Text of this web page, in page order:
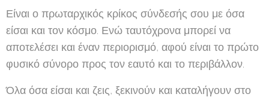
Είναι ο πρωταρχικός κρίκος σύνδεσής σου με όσα
είσαι και τον κόσμο. Ενώ ταυτόχρονα μπορεί να
αποτελέσει και έναν περιορισμό, αφού είναι το πρώτο
φυσικό σύνορο προς τον εαυτό και το περιβάλλον.
Όλα όσα είσαι και ζεις, ξεκινούν και καταλήγουν στο